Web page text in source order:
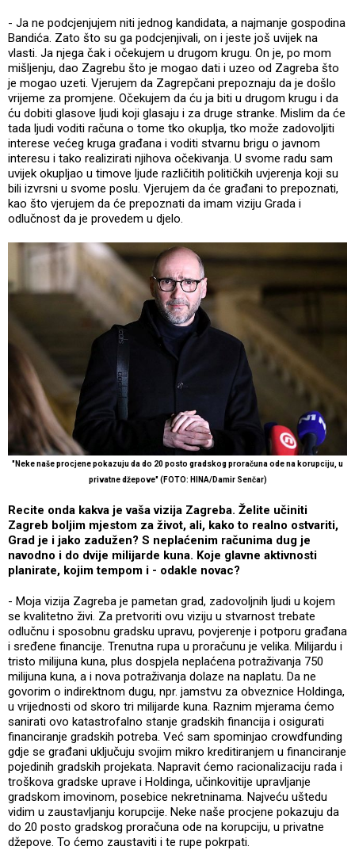
- Ja ne podcjenjujem niti jednog kandidata, a najmanje gospodina
Bandića. Zato što su ga podcjenjivali, on i jeste još uvijek na
vlasti. Ja njega čak i očekujem u drugom krugu. On je, po mom
mišljenju, dao Zagrebu što je mogao dati i uzeo od Zagreba što
je mogao uzeti. Vjerujem da Zagrepčani prepoznaju da je došlo
vrijeme za promjene. Očekujem da ću ja biti u drugom krugu i da
ću dobiti glasove ljudi koji glasaju i za druge stranke. Mislim da će
tada ljudi voditi računa o tome tko okuplja, tko može zadovoljiti
interese većeg kruga građana i voditi stvarnu brigu o javnom
interesu i tako realizirati njihova očekivanja. U svome radu sam
uvijek okupljao u timove ljude različitih političkih uvjerenja koji su
bili izvrsni u svome poslu. Vjerujem da će građani to prepoznati,
kao što vjerujem da će prepoznati da imam viziju Grada i
odlučnost da je provedem u djelo.
"Neke naše procjene pokazuju da do 20 posto gradskog proračuna ode na korupciju, u
privatne džepove" (FOTO: HINA/Damir Senčar)
Recite onda kakva je vaša vizija Zagreba. Želite učiniti
Zagreb boljim mjestom za život, ali, kako to realno ostvariti,
Grad je i jako zadužen? S neplaćenim računima dug je
navodno i do dvije milijarde kuna. Koje glavne aktivnosti
planirate, kojim tempom i - odakle novac?
- Moja vizija Zagreba je pametan grad, zadovoljnih ljudi u kojem
se kvalitetno živi. Za pretvoriti ovu viziju u stvarnost trebate
odlučnu i sposobnu gradsku upravu, povjerenje i potporu građana
i sređene financije. Trenutna rupa u proračunu je velika. Milijardu i
tristo milijuna kuna, plus dospjela neplaćena potraživanja 750
milijuna kuna, a i nova potraživanja dolaze na naplatu. Da ne
govorim o indirektnom dugu, npr. jamstvu za obveznice Holdinga,
u vrijednosti od skoro tri milijarde kuna. Raznim mjerama ćemo
sanirati ovo katastrofalno stanje gradskih financija i osigurati
financiranje gradskih potreba. Već sam spominjao crowdfunding
gdje se građani uključuju svojim mikro kreditiranjem u financiranje
pojedinih gradskih projekata. Napravit ćemo racionalizaciju rada i
troškova gradske uprave i Holdinga, učinkovitije upravljanje
gradskom imovinom, posebice nekretninama. Najveću uštedu
vidim u zaustavljanju korupcije. Neke naše procjene pokazuju da
do 20 posto gradskog proračuna ode na korupciju, u privatne
džepove. To ćemo zaustaviti i te rupe pokrpati.